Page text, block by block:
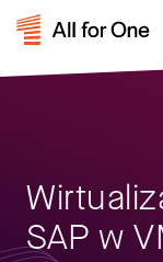
SAP w